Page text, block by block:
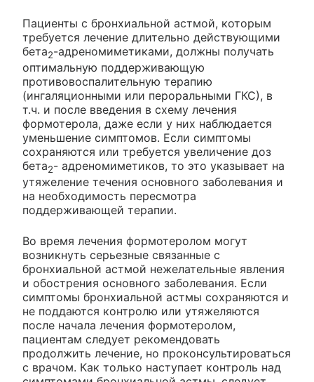
Пациенты с бронхиальной астмой, которым
требуется лечение длительно действующими
бета2-адреномиметиками, должны получать
оптимальную поддерживающую
противовоспалительную терапию
(ингаляционными или пероральными ГКС), в
т.ч. и после введения в схему лечения
формотерола, даже если у них наблюдается
уменьшение симптомов. Если симптомы
сохраняются или требуется увеличение доз
бета2- адреномиметиков, то это указывает на
утяжеление течения основного заболевания и
на необходимость пересмотра
поддерживающей терапии.
Во время лечения формотеролом могут
возникнуть серьезные связанные с
бронхиальной астмой нежелательные явления
и обострения основного заболевания. Если
симптомы бронхиальной астмы сохраняются и
не поддаются контролю или утяжеляются
после начала лечения формотеролом,
пациентам следует рекомендовать
продолжить лечение, но проконсультироваться
с врачом. Как только наступает контроль над